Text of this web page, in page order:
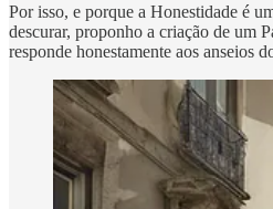
Por isso, e porque a Honestidade é
descurar, proponho a criação de um
responde honestamente aos anseios